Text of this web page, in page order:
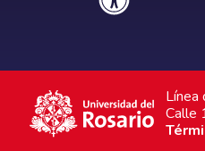
Calle